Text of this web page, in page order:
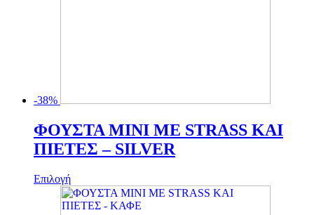
-38%
ΦΟΥΣΤΑ MINI ΜΕ STRASS ΚΑΙ
ΠΙΕΤΕΣ – SILVER
ΕπιλογήΑυτό
το
προϊόν